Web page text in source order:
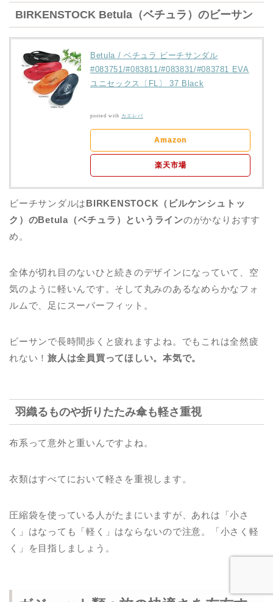
BIRKENSTOCK Betula（ベチュラ）のビーサン
Betula / ベチュラ ビーチサンダル
#083751/#083811/#083831/#083781 EVA
ユニセックス〔FL〕 37 Black
posted with カエレバ
Amazon
楽天市場
ビーチサンダルはBIRKENSTOCK（ビルケンシュトッ
ク）のBetula（ベチュラ）というラインのがかなりおすす
め。
全体が切れ目のないひと続きのデザインになっていて、空
気のように軽いんです。そして丸みのあるなめらかなフォ
ルムで、足にスーパーフィット。
ビーサンで長時間歩くと疲れますよね。でもこれは全然疲
れない！旅人は全員買ってほしい。本気で。
羽織るものや折りたたみ傘も軽さ重視
布系って意外と重いんですよね。
衣類はすべてにおいて軽さを重視します。
圧縮袋を使っている人がたまにいますが、あれは「小さ
く」はなっても「軽く」はならないので注意。「小さく軽
く」を目指しましょう。